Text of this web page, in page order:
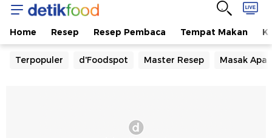
Home Resep Resep Pembaca Tempat Makan
Terpopuler d'Foodspot Master Resep Masak Apa